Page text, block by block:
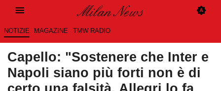
NOTIZIE MAGAZINE TMW RADIO
Capello: "Sostenere che Inter e
Napoli siano più forti non è di